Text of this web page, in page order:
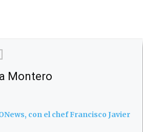
Montero
con el chef Francisco Javier